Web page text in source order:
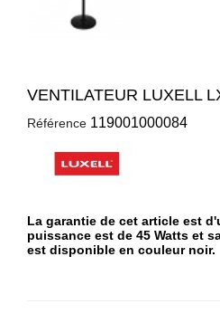
VENTILATEUR LUXELL
Référence 119001000084
La garantie de cet article est
puissance est de 45 Watts et
est disponible en couleur noir.